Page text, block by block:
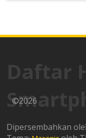
Daftar
©2026
Dipersembahkan